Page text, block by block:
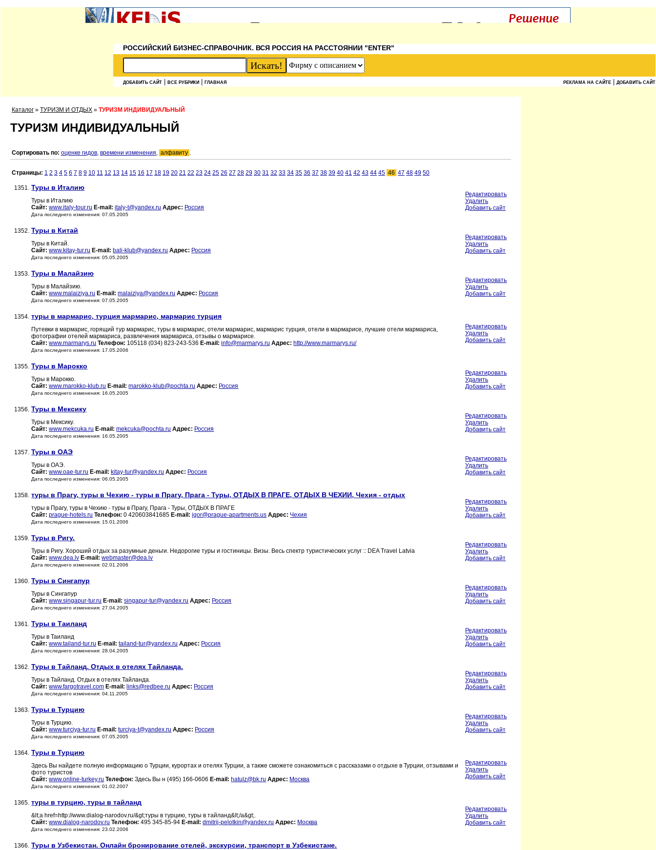
РОССИЙСКИЙ БИЗНЕС-СПРАВОЧНИК. ВСЯ РОССИЯ НА РАССТОЯНИИ "ENTER"
ДОБАВИТЬ САЙТ ВСЕ РУБРИКИ ГЛАВНАЯ РЕКЛАМА НА САЙТЕ ДОБАВИТЬ САЙТ
Каталог » ТУРИЗМ И ОТДЫХ » ТУРИЗМ ИНДИВИДУАЛЬНЫЙ
ТУРИЗМ ИНДИВИДУАЛЬНЫЙ
Сортировать по: оценке гидов, времени изменения, алфавиту .
Страницы: 1 2 3 4 5 6 7 8 9 10 11 12 13 14 15 16 17 18 19 20 21 22 23 24 25 26 27 28 29 30 31 32 33 34 35 36 37 38 39 40 41 42 43 44 45 46 47 48 49 50
1351. Туры в Италию
Туры в Италию
Сайт: www.italy-tour.ru E-mail: italy-t@yandex.ru Адрес: Россия
Дата последнего изменения: 07.05.2005
Редактировать
Удалить
Добавить сайт
1352. Туры в Китай
Туры в Китай.
Сайт: www.kitay-tur.ru E-mail: bali-klub@yandex.ru Адрес: Россия
Дата последнего изменения: 05.05.2005
Редактировать
Удалить
Добавить сайт
1353. Туры в Малайзию
Туры в Малайзию.
Сайт: www.malaiziya.ru E-mail: malaiziya@yandex.ru Адрес: Россия
Дата последнего изменения: 07.05.2005
Редактировать
Удалить
Добавить сайт
1354. туры в мармарис, турция мармарис, мармарис турция
Путевки в мармарис, горящий тур мармарис, туры в мармарис, отели мармарис, мармарис турция, отели в мармарисе, лучшие отели мармариса,
фотографии отелей мармариса, развлечения мармариса, отзывы о мармарисе.
Сайт: www.marmarys.ru Телефон: 105118 (034) 823-243-536 E-mail: info@marmarys.ru Адрес: http://www.marmarys.ru/
Дата последнего изменения: 17.05.2006
Редактировать
Удалить
Добавить сайт
1355. Туры в Марокко
Туры в Марокко.
Сайт: www.marokko-klub.ru E-mail: marokko-klub@pochta.ru Адрес: Россия
Дата последнего изменения: 16.05.2005
Редактировать
Удалить
Добавить сайт
1356. Туры в Мексику
Туры в Мексику.
Сайт: www.mekcuka.ru E-mail: mekcuka@pochta.ru Адрес: Россия
Дата последнего изменения: 16.05.2005
Редактировать
Удалить
Добавить сайт
1357. Туры в ОАЭ
Туры в ОАЭ.
Сайт: www.oae-tur.ru E-mail: kitay-tur@yandex.ru Адрес: Россия
Дата последнего изменения: 06.05.2005
Редактировать
Удалить
Добавить сайт
1358. туры в Прагу, туры в Чехию - туры в Прагу, Прага - Туры, ОТДЫХ В ПРАГЕ, ОТДЫХ В ЧЕХИИ, Чехия - отдых
туры в Прагу, туры в Чехию - туры в Прагу, Прага - Туры, ОТДЫХ В ПРАГЕ
Сайт: prague-hotels.ru Телефон: 0 420603841685 E-mail: igor@prague-apartments.us Адрес: Чехия
Дата последнего изменения: 15.01.2006
Редактировать
Удалить
Добавить сайт
1359. Туры в Ригу.
Туры в Ригу. Хороший отдых за разумные деньги. Недорогие туры и гостиницы. Визы. Весь спектр туристических услуг :: DEA Travel Latvia
Сайт: www.dea.lv E-mail: webmaster@dea.lv
Дата последнего изменения: 02.01.2006
Редактировать
Удалить
Добавить сайт
1360. Туры в Сингапур
Туры в Сингапур
Сайт: www.singapur-tur.ru E-mail: singapur-tur@yandex.ru Адрес: Россия
Дата последнего изменения: 27.04.2005
Редактировать
Удалить
Добавить сайт
1361. Туры в Таиланд
Туры в Таиланд
Сайт: www.tailand-tur.ru E-mail: tailand-tur@yandex.ru Адрес: Россия
Дата последнего изменения: 28.04.2005
Редактировать
Удалить
Добавить сайт
1362. Туры в Тайланд. Отдых в отелях Тайланда.
Туры в Тайланд. Отдых в отелях Тайланда.
Сайт: www.fargotravel.com E-mail: links@redbee.ru Адрес: Россия
Дата последнего изменения: 04.11.2005
Редактировать
Удалить
Добавить сайт
1363. Туры в Турцию
Туры в Турцию.
Сайт: www.turciya-tur.ru E-mail: turciya-t@yandex.ru Адрес: Россия
Дата последнего изменения: 07.05.2005
Редактировать
Удалить
Добавить сайт
1364. Туры в Турцию
Здесь Вы найдете полную информацию о Турции, курортах и отелях Турции, а также сможете ознакомиться с рассказами о отдыхе в Турции, отзывами и
фото туристов
Сайт: www.online-turkey.ru Телефон: Здесь Вы н (495) 166-0606 E-mail: hatulz@bk.ru Адрес: Москва
Дата последнего изменения: 01.02.2007
Редактировать
Удалить
Добавить сайт
1365. туры в турцию, туры в тайланд
&lt;a href=http://www.dialog-narodov.ru/&gt;туры в турцию, туры в тайланд&lt;/a&gt;.
Сайт: www.dialog-narodov.ru Телефон: 495 345-85-94 E-mail: dmitrij-pelotkin@yandex.ru Адрес: Москва
Дата последнего изменения: 23.02.2006
Редактировать
Удалить
Добавить сайт
1366. Туры в Узбекистан. Онлайн бронирование отелей, экскурсии, транспорт в Узбекистане.